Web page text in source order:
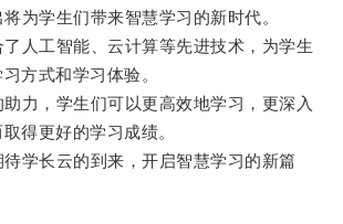
学生们带来智慧学习的新时代。
工智能、云计算等先进技术，为学生
方式和学习体验。
，学生们可以更高效地学习，更深入
得更好的学习成绩。
长云的到来，开启智慧学习的新篇